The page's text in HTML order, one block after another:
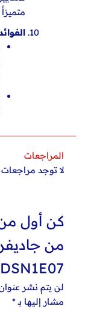
المراجعات
لا توجد
كن أول
لن يتم نشر
مشار إليها بـ *